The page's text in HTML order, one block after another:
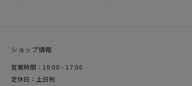
ショップ情報
営業時間：10:00 - 17:00
定休日：土日祝